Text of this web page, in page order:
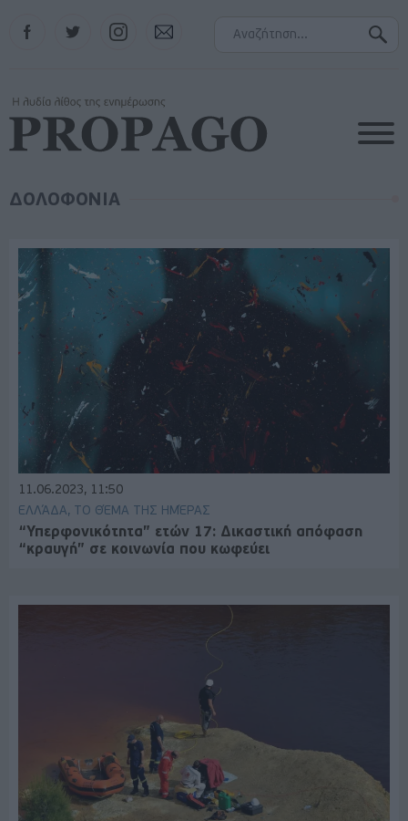
Instagram
ΔΟΛΟΦΟΝΙΑ
11.06.2023, 11:50
ΕΛΛΆΔΑ, ΤΟ ΘΈΜΑ ΤΗΣ ΗΜΈΡΑΣ
“Υπερφονικότητα” ετών 17: Δικαστική απόφαση
“κραυγή” σε κοινωνία που κωφεύει